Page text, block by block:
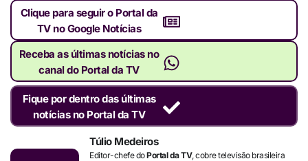
Clique para seguir o Portal da
TV no Google Notícias
Receba as últimas notícias no
canal do Portal da TV
Fique por dentro das últimas
notícias no Portal da TV
Túlio Medeiros
Editor-chefe doPortal da TV, cobre televisão brasileira